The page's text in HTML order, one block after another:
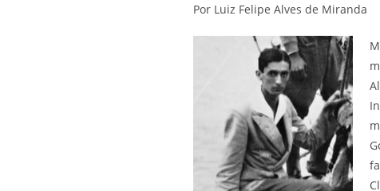
Por Luiz Felipe Alves de Miranda